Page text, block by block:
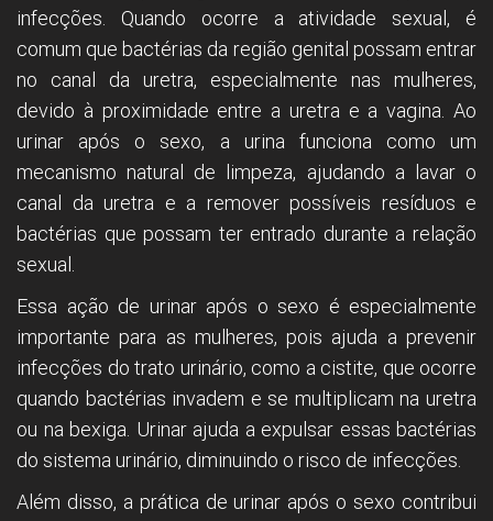
infecções. Quando ocorre a atividade sexual, é
comum que bactérias da região genital possam entrar
no canal da uretra, especialmente nas mulheres,
devido à proximidade entre a uretra e a vagina. Ao
urinar após o sexo, a urina funciona como um
mecanismo natural de limpeza, ajudando a lavar o
canal da uretra e a remover possíveis resíduos e
bactérias que possam ter entrado durante a relação
sexual.
Essa ação de urinar após o sexo é especialmente
importante para as mulheres, pois ajuda a prevenir
infecções do trato urinário, como a cistite, que ocorre
quando bactérias invadem e se multiplicam na uretra
ou na bexiga. Urinar ajuda a expulsar essas bactérias
do sistema urinário, diminuindo o risco de infecções.
Além disso, a prática de urinar após o sexo contribui